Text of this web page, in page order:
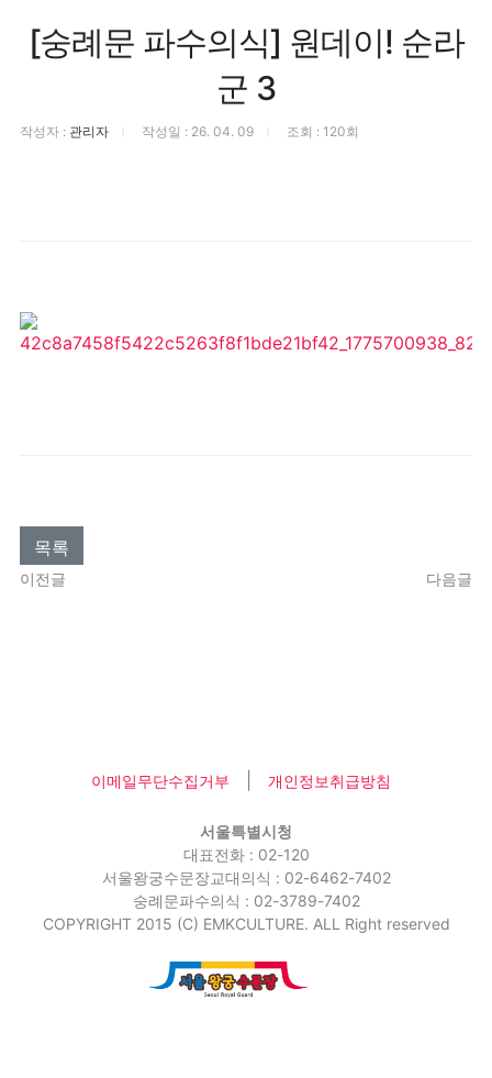
[숭례문 파수의식] 원데이! 순라
군 3
작성자 : 관리자 작성일 : 26. 04. 09 조회 : 120회
목록
이전글 다음글
이메일무단수집거부 개인정보취급방침
서울특별시청
대표전화 : 02-120
서울왕궁수문장교대의식 : 02-6462-7402
숭례문파수의식 : 02-3789-7402
COPYRIGHT 2015 (C) EMKCULTURE. ALL Right reserved